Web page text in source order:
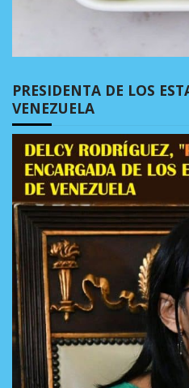
PRESIDENTA DE LOS
VENEZUELA